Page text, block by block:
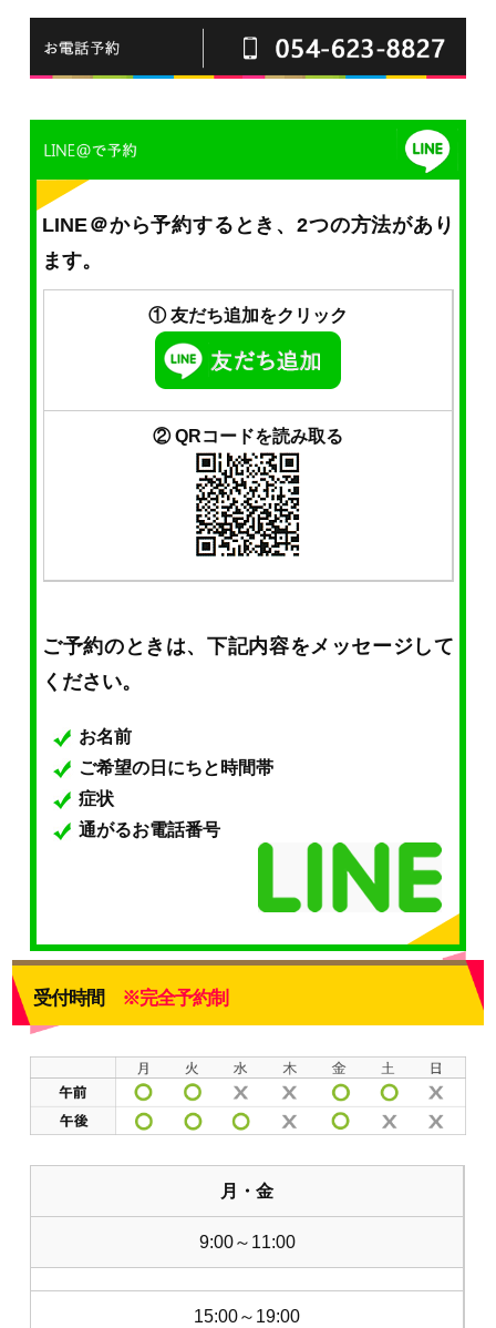
LINE＠から予約するとき、2つの方法があり
ます。
① 友だち追加をクリック
② QRコードを読み取る
ご予約のときは、下記内容をメッセージして
ください。
お名前
ご希望の日にちと時間帯
症状
通がるお電話番号
受付時間 ※完全予約制
月・金
9:00～11:00
15:00～19:00